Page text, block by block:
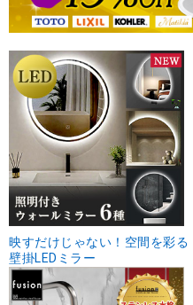
映すだけじゃない！空間を彩る
壁掛LEDミラー